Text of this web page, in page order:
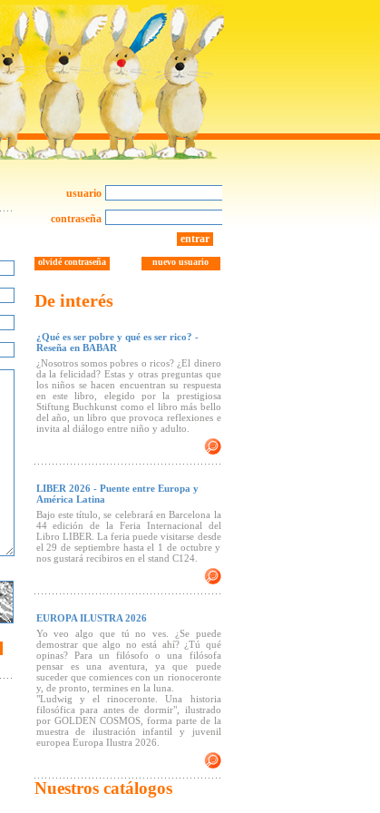
usuario
contraseña
entrar
nuevo usuario
olvidé contraseña
De interés
¿Qué es ser pobre y qué es ser rico? -
Reseña en BABAR
¿Nosotros somos pobres o ricos? ¿El dinero
da la felicidad? Estas y otras preguntas que
los niños se hacen encuentran su respuesta
en este libro, elegido por la prestigiosa
Stiftung Buchkunst como el libro más bello
del año, un libro que provoca reflexiones e
invita al diálogo entre niño y adulto.
LIBER 2026 - Puente entre Europa y
América Latina
Bajo este título, se celebrará en Barcelona la
44 edición de la Feria Internacional del
Libro LIBER. La feria puede visitarse desde
el 29 de septiembre hasta el 1 de octubre y
nos gustará recibiros en el stand C124.
EUROPA ILUSTRA 2026
Yo veo algo que tú no ves. ¿Se puede
demostrar que algo no está ahí? ¿Tú qué
opinas? Para un filósofo o una filósofa
pensar es una aventura, ya que puede
suceder que comiences con un rionoceronte
y, de pronto, termines en la luna.
"Ludwig y el rinoceronte. Una historia
filosófica para antes de dormir", ilustrado
por GOLDEN COSMOS, forma parte de la
muestra de ilustración infantil y juvenil
europea Europa Ilustra 2026.
Nuestros catálogos